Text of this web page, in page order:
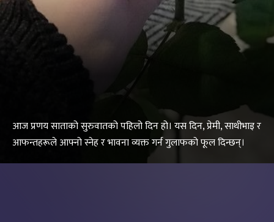
आज प्रणय साताको सुरुवातको पहिलो दिन हो। यस दिन, प्रेमी, साथीभाइ र
आफन्तहरूले आफ्नो स्नेह र भावना व्यक्त गर्न गुलाफको फूल दिन्छन्।